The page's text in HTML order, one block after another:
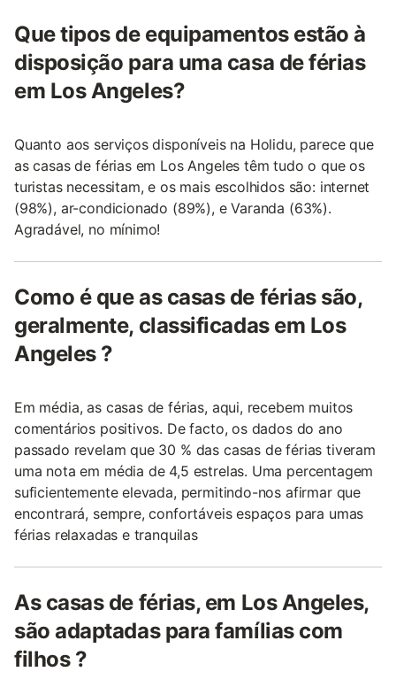
Que tipos de equipamentos estão à
disposição para uma casa de férias
em Los Angeles?
Quanto aos serviços disponíveis na Holidu, parece que
as casas de férias em Los Angeles têm tudo o que os
turistas necessitam, e os mais escolhidos são: internet
(98%), ar-condicionado (89%), e Varanda (63%).
Agradável, no mínimo!
Como é que as casas de férias são,
geralmente, classificadas em Los
Angeles ?
Em média, as casas de férias, aqui, recebem muitos
comentários positivos. De facto, os dados do ano
passado revelam que 30 % das casas de férias tiveram
uma nota em média de 4,5 estrelas. Uma percentagem
suficientemente elevada, permitindo-nos afirmar que
encontrará, sempre, confortáveis espaços para umas
férias relaxadas e tranquilas
As casas de férias, em Los Angeles,
são adaptadas para famílias com
filhos ?